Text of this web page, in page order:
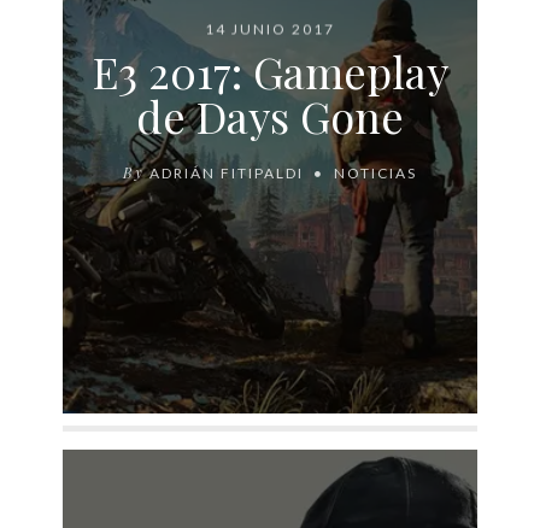
14 JUNIO 2017
E3 2017: Gameplay
de Days Gone
By ADRIÁN FITIPALDI NOTICIAS